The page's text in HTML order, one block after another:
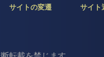
サイトの変遷 サイト